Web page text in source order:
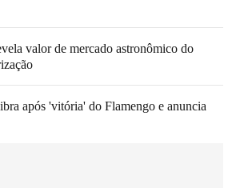
valor de mercado astronômico do
após 'vitória' do Flamengo e anuncia